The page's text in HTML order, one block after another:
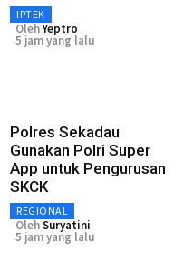
IPTEK
OlehYeptro
5 jam yang lalu
Polres Sekadau
Gunakan Polri Super
App untuk Pengurusan
SKCK
REGIONAL
OlehSuryatini
5 jam yang lalu